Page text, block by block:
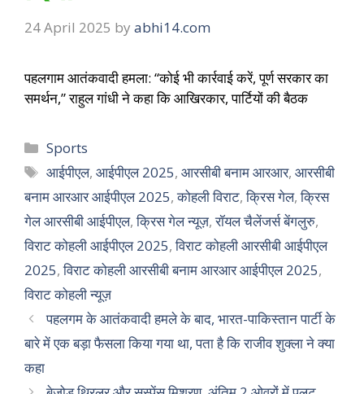
24 April 2025 by abhi14.com
पहलगाम आतंकवादी हमला: “कोई भी कार्रवाई करें, पूर्ण सरकार का
समर्थन,” राहुल गांधी ने कहा कि आखिरकार, पार्टियों की बैठक
Sports
आईपीएल,आईपीएल 2025,आरसीबी बनाम आरआर,आरसीबी
बनाम आरआर आईपीएल 2025,कोहली विराट,क्रिस गेल,क्रिस
गेल आरसीबी आईपीएल,क्रिस गेल न्यूज़,रॉयल चैलेंजर्स बेंगलुरु,
विराट कोहली आईपीएल 2025,विराट कोहली आरसीबी आईपीएल
2025,विराट कोहली आरसीबी बनाम आरआर आईपीएल 2025,
विराट कोहली न्यूज़
पहलगम के आतंकवादी हमले के बाद, भारत-पाकिस्तान पार्टी के
बारे में एक बड़ा फैसला किया गया था, पता है कि राजीव शुक्ला ने क्या
कहा